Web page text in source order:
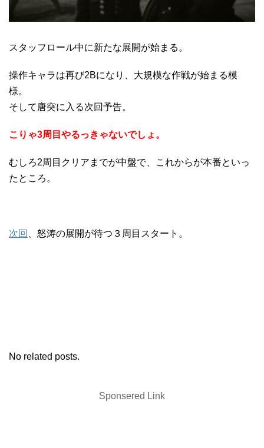
スタッフロール中に新たな展開が始まる。
操作キャラは再び2Bになり、大規模な作戦が始まる模
様。
そして唐突に入る次回予告。
こりゃ3周目やるっきゃないでしょ。
むしろ2周目クリアまでが中盤で、これからが本番といっ
たところ。
次回 、怒涛の展開が待つ３周目スタート。
No related posts.
Sponsered Link